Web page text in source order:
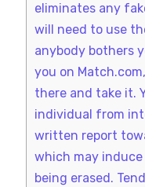
eliminates any
will need to use
anybody bothers
you on
there and take it.
individual from
written report
which may induce
being erased.